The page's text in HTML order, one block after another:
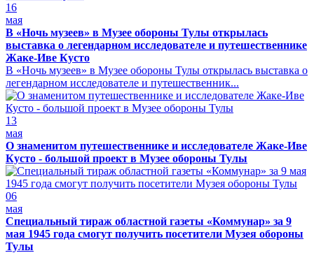
16
мая
В «Ночь музеев» в Музее обороны Тулы открылась
выставка о легендарном исследователе и путешественнике
Жаке-Иве Кусто
В «Ночь музеев» в Музее обороны Тулы открылась выставка о
легендарном исследователе и путешественник...
13
мая
О знаменитом путешественнике и исследователе Жаке-Иве
Кусто - большой проект в Музее обороны Тулы
06
мая
Специальный тираж областной газеты «Коммунар» за 9
мая 1945 года смогут получить посетители Музея обороны
Тулы